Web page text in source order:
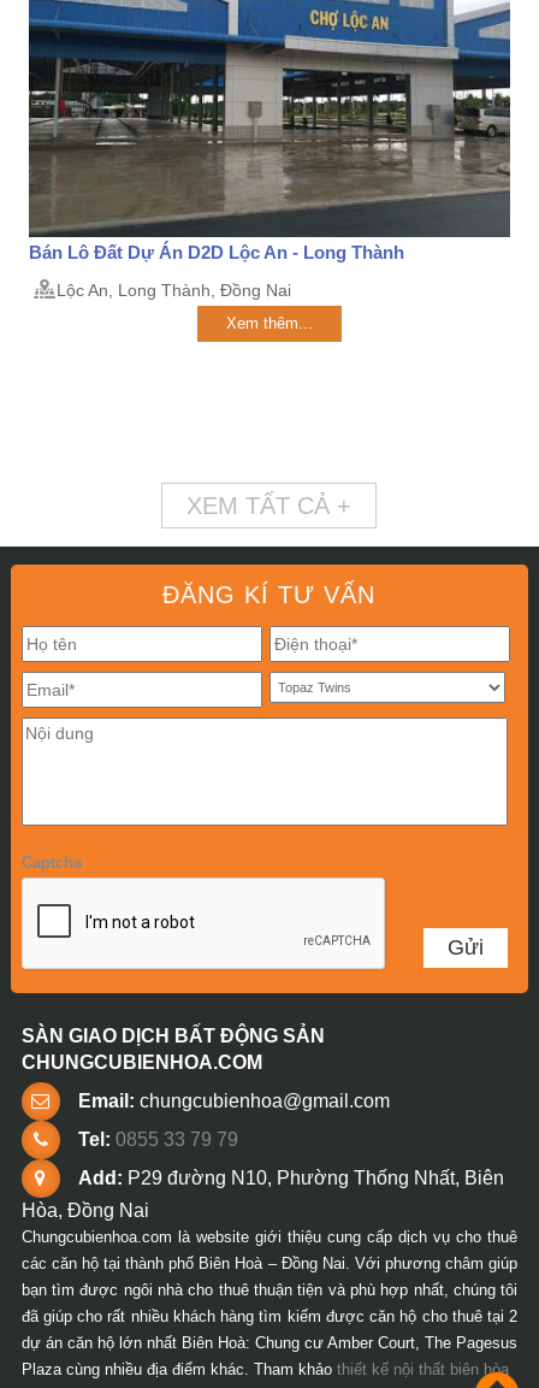
Bán Lô Đất Dự Án D2D Lộc An - Long Thành
Lộc An, Long Thành, Đồng Nai
Xem thêm...
XEM TẤT CẢ +
ĐĂNG KÍ TƯ VẤN
Captcha
SÀN GIAO DỊCH BẤT ĐỘNG SẢN
CHUNGCUBIENHOA.COM
Email: chungcubienhoa@gmail.com
Tel: 0855 33 79 79
Add: P29 đường N10, Phường Thống Nhất, Biên
Hòa, Đồng Nai
Chungcubienhoa.com là website giới thiệu cung cấp dịch vụ cho thuê
các căn hộ tại thành phố Biên Hoà – Đồng Nai. Với phương châm giúp
bạn tìm được ngôi nhà cho thuê thuận tiện và phù hợp nhất, chúng tôi
đã giúp cho rất nhiều khách hàng tìm kiếm được căn hộ cho thuê tại 2
dự án căn hộ lớn nhất Biên Hoà: Chung cư Amber Court, The Pagesus
Plaza cùng nhiều địa điểm khác. Tham khảo thiết kế nội thất biên hòa